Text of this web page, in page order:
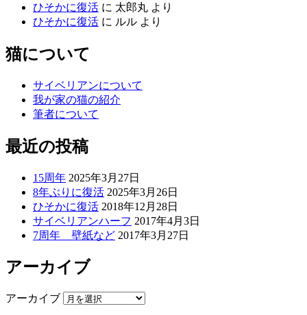
ひそかに復活 に 太郎丸 より
ひそかに復活 に ルル より
猫について
サイベリアンについて
我が家の猫の紹介
筆者について
最近の投稿
15周年 2025年3月27日
8年ぶりに復活 2025年3月26日
ひそかに復活 2018年12月28日
サイベリアンハーフ 2017年4月3日
7周年 壁紙など 2017年3月27日
アーカイブ
アーカイブ